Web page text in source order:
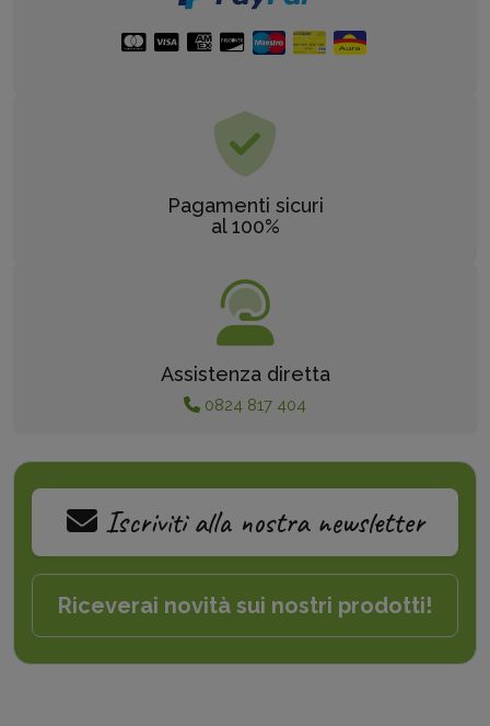
Pagamenti sicuri
al 100%
Assistenza diretta
0824 817 404
Iscriviti alla nostra newsletter
Riceverai novità sui nostri prodotti!